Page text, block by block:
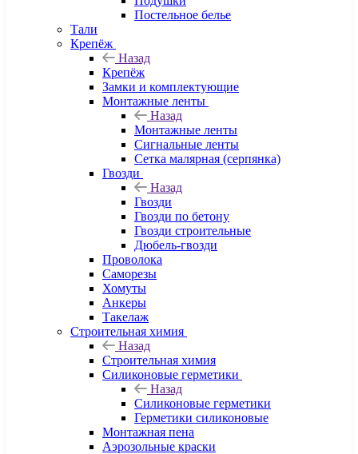
Постельное белье
Тали
Крепёж
Назад
Крепёж
Замки и комплектующие
Монтажные ленты
Назад
Монтажные ленты
Сигнальные ленты
Сетка малярная (серпянка)
Гвозди
Назад
Гвозди
Гвозди по бетону
Гвозди строительные
Дюбель-гвозди
Проволока
Саморезы
Хомуты
Анкеры
Такелаж
Строительная химия
Назад
Строительная химия
Силиконовые герметики
Назад
Силиконовые герметики
Герметики силиконовые
Монтажная пена
Аэрозольные краски